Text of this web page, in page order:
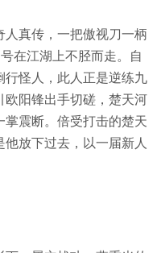
真传，一把傲视刀一柄
在江湖上不胫而走。自
怪人，此人正是逆练九
阳锋出手切磋，楚天河
震断。倍受打击的楚天
放下过去，以一届新人